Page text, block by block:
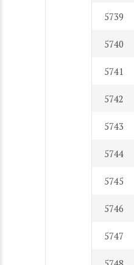
5739
5740
5741
5742
5743
5744
5745
5746
5747